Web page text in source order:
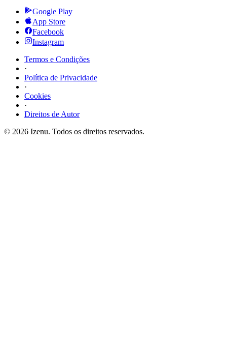
Google Play
App Store
Facebook
Instagram
Termos e Condições
·
Política de Privacidade
·
Cookies
·
Direitos de Autor
© 2026 Izenu. Todos os direitos reservados.